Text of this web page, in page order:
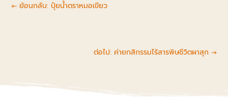
←ย้อนกลับ: ปุ๋ยน้ำตราหมอเขียว
ต่อไป: ค่ายกสิกรรมไร้สารพิษชีวิตผาสุก →